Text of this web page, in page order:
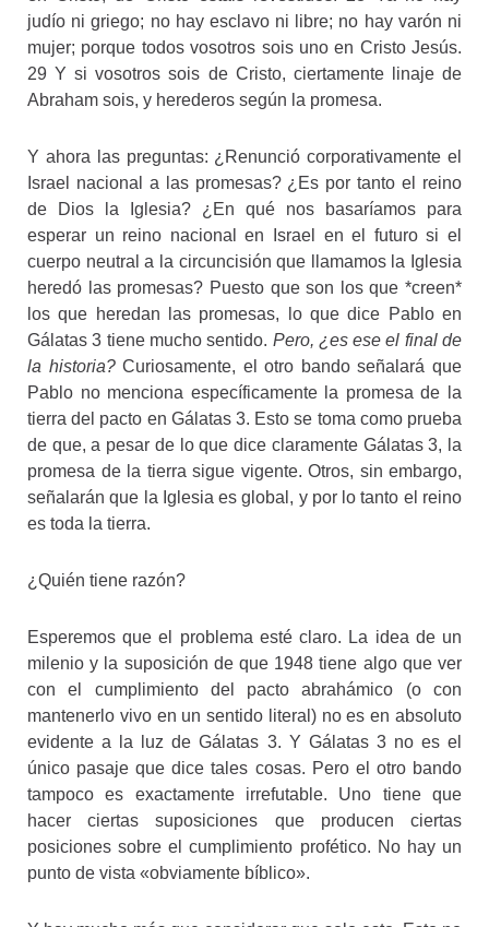
judío ni griego; no hay esclavo ni libre; no hay varón ni
mujer; porque todos vosotros sois uno en Cristo Jesús.
29 Y si vosotros sois de Cristo, ciertamente linaje de
Abraham sois, y herederos según la promesa.
Y ahora las preguntas: ¿Renunció corporativamente el
Israel nacional a las promesas? ¿Es por tanto el reino
de Dios la Iglesia? ¿En qué nos basaríamos para
esperar un reino nacional en Israel en el futuro si el
cuerpo neutral a la circuncisión que llamamos la Iglesia
heredó las promesas? Puesto que son los que *creen*
los que heredan las promesas, lo que dice Pablo en
Gálatas 3 tiene mucho sentido. Pero, ¿es ese el final de
la historia?Curiosamente, el otro bando señalará que
Pablo no menciona específicamente la promesa de la
tierra del pacto en Gálatas 3. Esto se toma como prueba
de que, a pesar de lo que dice claramente Gálatas 3, la
promesa de la tierra sigue vigente. Otros, sin embargo,
señalarán que la Iglesia es global, y por lo tanto el reino
es toda la tierra.
¿Quién tiene razón?
Esperemos que el problema esté claro. La idea de un
milenio y la suposición de que 1948 tiene algo que ver
con el cumplimiento del pacto abrahámico (o con
mantenerlo vivo en un sentido literal) no es en absoluto
evidente a la luz de Gálatas 3. Y Gálatas 3 no es el
único pasaje que dice tales cosas. Pero el otro bando
tampoco es exactamente irrefutable. Uno tiene que
hacer ciertas suposiciones que producen ciertas
posiciones sobre el cumplimiento profético. No hay un
punto de vista «obviamente bíblico».